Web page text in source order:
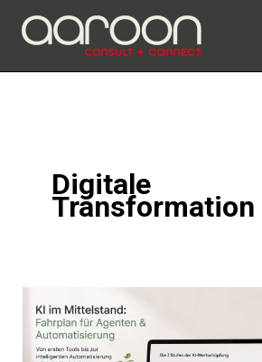
Inhalt
Digitale
Transformation